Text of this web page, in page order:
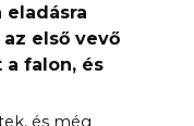
eladásra
első vevő
falon, és
és még